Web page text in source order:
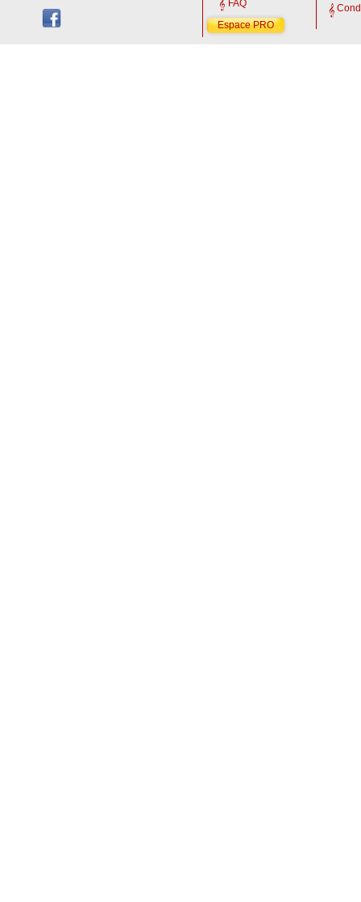
FAQ
Espace PRO